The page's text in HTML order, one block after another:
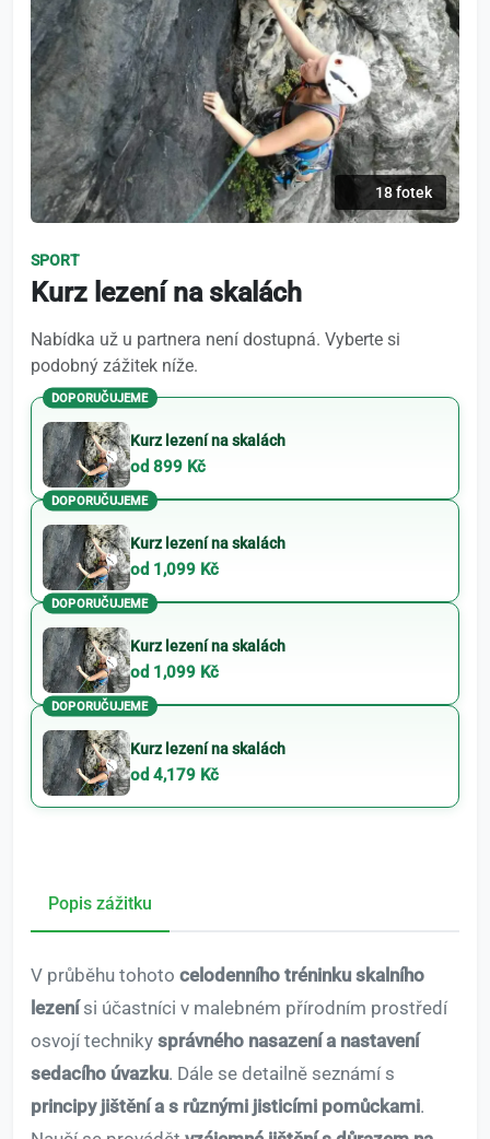
18 fotek
SPORT
Kurz lezení na skalách
Nabídka už u partnera není dostupná. Vyberte si
podobný zážitek níže.
DOPORUČUJEME
Kurz lezení na skalách
od 899 Kč
DOPORUČUJEME
Kurz lezení na skalách
od 1,099 Kč
DOPORUČUJEME
Kurz lezení na skalách
od 1,099 Kč
DOPORUČUJEME
Kurz lezení na skalách
od 4,179 Kč
Popis zážitku
V průběhu tohoto celodenního tréninku skalního
lezenísi účastníci v malebném přírodním prostředí
osvojí techniky správného nasazení a nastavení
sedacího úvazku. Dále se detailně seznámí s
principy jištění a s různými jisticími pomůckami.